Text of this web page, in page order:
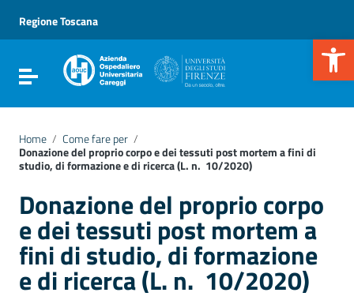
Vai al menu di navigazione
Vai al footer
Regione Toscana
Attiva / disattiva la navigazione
Home / Come fare per /
Donazione del proprio corpo e dei tessuti post mortem a fini di
studio, di formazione e di ricerca (L. n. 10/2020)
Donazione del proprio corpo
e dei tessuti post mortem a
fini di studio, di formazione
e di ricerca (L. n. 10/2020)